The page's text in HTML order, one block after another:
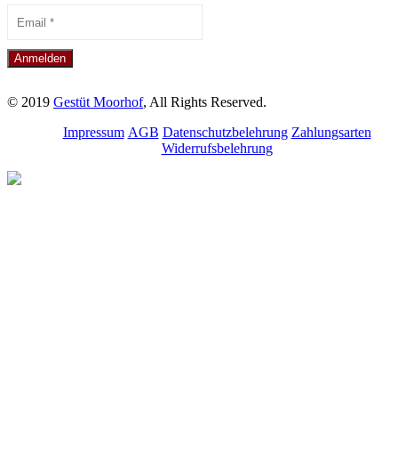
© 2019 Gestüt Moorhof, All Rights Reserved.
Impressum AGB Datenschutzbelehrung Zahlungsarten
Widerrufsbelehrung